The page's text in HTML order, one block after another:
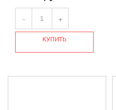
- +
КУПИТЬ